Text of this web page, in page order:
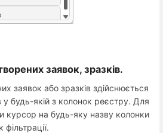
заявок, зразків.
заявок або зразків здійснюється
у будь-якій з колонок реєстру. Для
курсор на будь-яку назву колонки